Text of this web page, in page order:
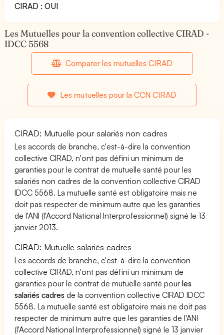
CIRAD : OUI
Les Mutuelles pour la convention collective CIRAD -
IDCC 5568
Comparer les mutuelles CIRAD
Les mutuelles pour la CCN CIRAD
CIRAD: Mutuelle pour salariés non cadres
Les accords de branche, c'est-à-dire la convention
collective CIRAD, n'ont pas défini un minimum de
garanties pour le contrat de mutuelle santé pour les
salariés non cadres de la convention collective CIRAD
IDCC 5568. La mutuelle santé est obligatoire mais ne
doit pas respecter de minimum autre que les garanties
de l'ANI (l'Accord National Interprofessionnel) signé le 13
janvier 2013.
CIRAD: Mutuelle salariés cadres
Les accords de branche, c'est-à-dire la convention
collective CIRAD, n'ont pas défini un minimum de
garanties pour le contrat de mutuelle santé pourles
salariés cadres de la convention collective CIRAD IDCC
5568. La mutuelle santé est obligatoire mais ne doit pas
respecter de minimum autre que les garanties de l'ANI
(l'Accord National Interprofessionnel) signé le 13 janvier